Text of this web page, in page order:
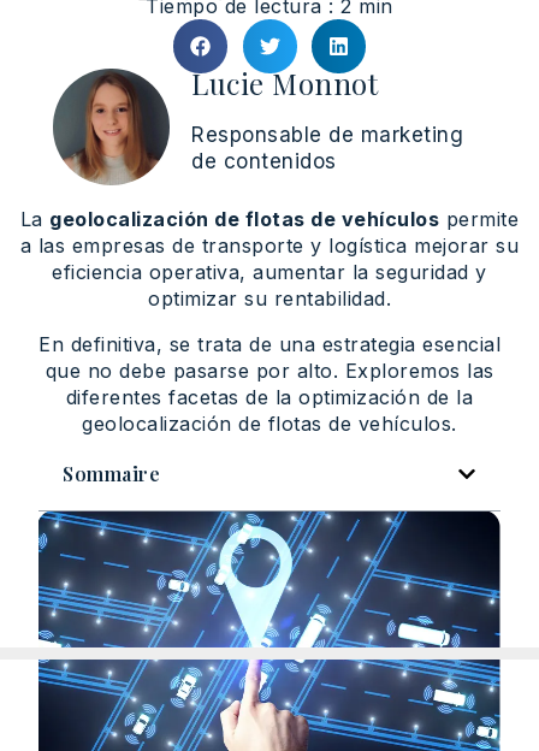
Tiempo de lectura : 2 min
Lucie Monnot
Responsable de marketing
de contenidos
La geolocalización de flotas de vehículos permite
a las empresas de transporte y logística mejorar su
eficiencia operativa, aumentar la seguridad y
optimizar su rentabilidad.
En definitiva, se trata de una estrategia esencial
que no debe pasarse por alto. Exploremos las
diferentes facetas de la optimización de la
geolocalización de flotas de vehículos.
Sommaire